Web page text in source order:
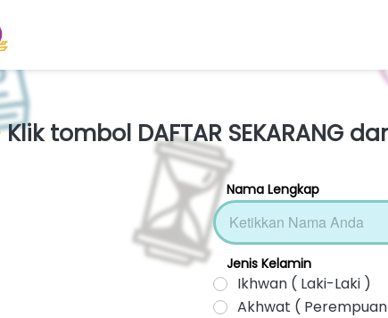
Klik tombol DAFTAR SEKARANG
Nama Lengkap
Jenis Kelamin
Ikhwan ( Laki-Laki )
Akhwat (